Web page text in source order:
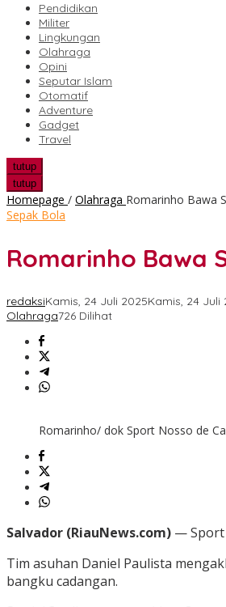
Pendidikan
Militer
Lingkungan
Olahraga
Opini
Seputar Islam
Otomatif
Adventure
Gadget
Travel
tutup
tutup
Homepage / Olahraga Romarinho Bawa
Sepak Bola
Romarinho Bawa
redaksiKamis, 24 Juli 2025Kamis, 24 Juli
Olahraga726 Dilihat
Romarinho/ dok Sport Nosso de
Salvador (RiauNews.com) — Sport
Tim asuhan Daniel Paulista
bangku cadangan.